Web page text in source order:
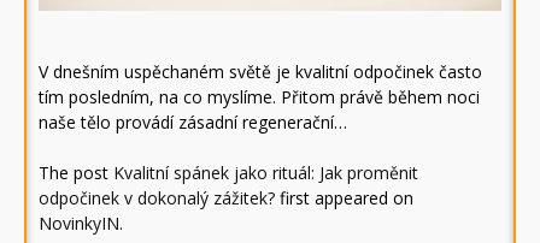
V dnešním uspěchaném světě je kvalitní odpočinek často
tím posledním, na co myslíme. Přitom právě během noci
naše tělo provádí zásadní regenerační…
The post Kvalitní spánek jako rituál: Jak proměnit
odpočinek v dokonalý zážitek? first appeared on
NovinkyIN.